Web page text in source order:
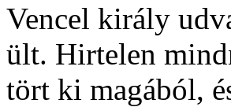
Vencel király
ült. Hirtelen
tört ki magából,